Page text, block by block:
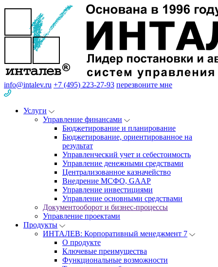
info@intalev.ru +7 (495) 223-27-93 перезвоните мне
Услуги
Управление финансами
Бюджетирование и планирование
Бюджетирование, ориентированное на
результат
Управленческий учет и себестоимость
Управление денежными средствами
Централизованное казначейство
Внедрение МСФО, GAAP
Управление инвестициями
Управление основными средствами
Документооборот и бизнес-процессы
Управление проектами
Продукты
ИНТАЛЕВ: Корпоративный менеджмент 7
О продукте
Ключевые преимущества
Функциональные возможности